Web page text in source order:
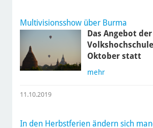
Multivisionsshow über Burma
Das Angebot der
Oktober statt
mehr
11.10.2019
In den Herbstferien ändern sich